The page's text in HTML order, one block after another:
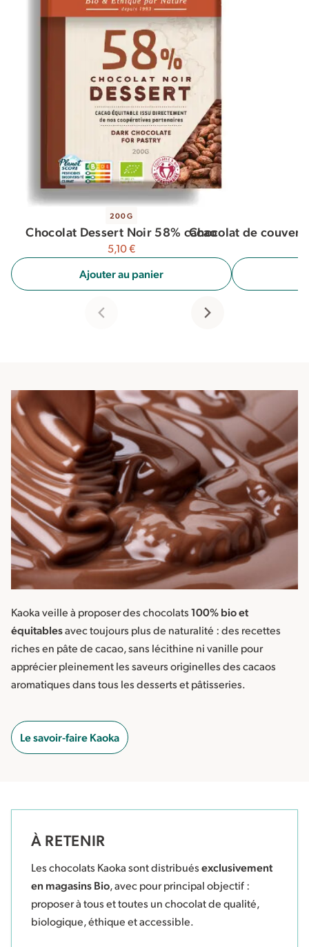
200G
Chocolat Dessert Noir 58% cacao
5,10€
Ajouter au panier
Chocolat de
Kaoka veille à proposer des chocolats100% bio et
équitablesavec toujours plus de naturalité : des recettes
riches en pâte de cacao, sans lécithine ni vanille pour
apprécier pleinement les saveurs originelles des cacaos
aromatiques dans tous les desserts et pâtisseries.
Le savoir-faire Kaoka
À RETENIR
Les chocolats Kaoka sont distribuésexclusivement
en magasins Bio, avec pour principal objectif :
proposer à tous et toutes un chocolat de qualité,
biologique, éthique et accessible.